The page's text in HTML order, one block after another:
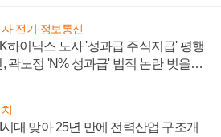
·전기·정보통신
하이닉스 노사 '성과급 주식지급' 평행
, 곽노정 'N% 성과급' 법적 논란 벗을지
대 맞아 25년 만에 전력산업 구조개